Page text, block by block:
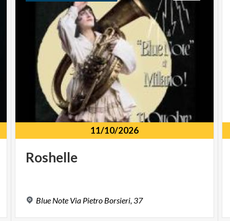
11/10/2026
Roshelle
Blue Note Via Pietro Borsieri,37